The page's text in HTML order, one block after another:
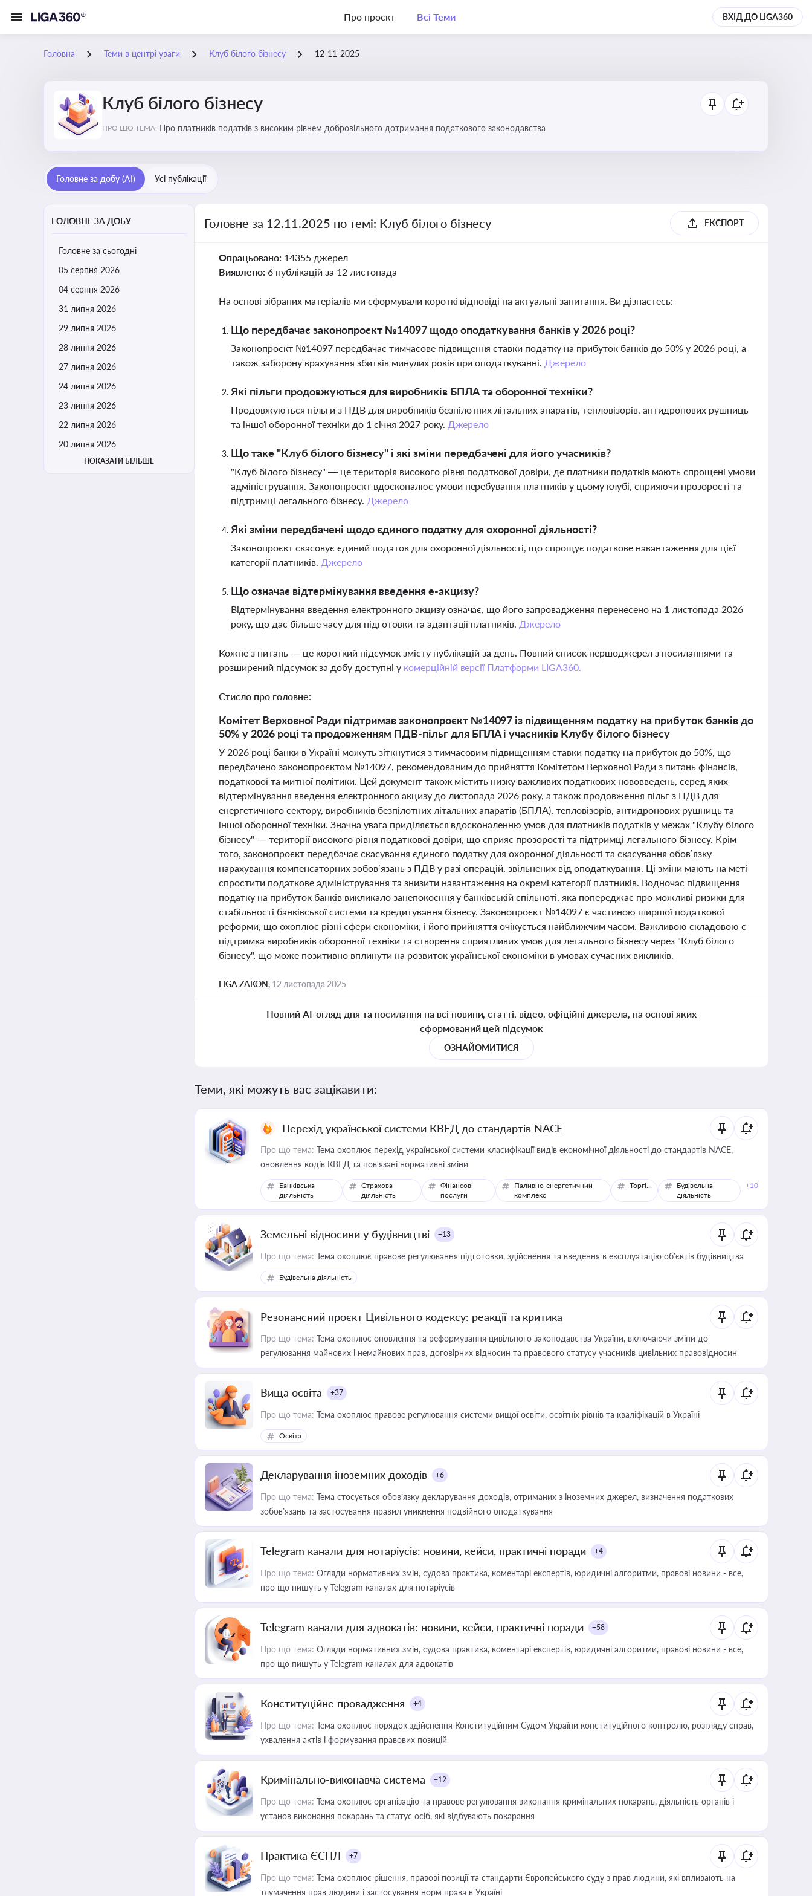
Про проєкт Всі Теми ВХІД ДО LIGA360
Головна Теми в центрі уваги Клуб білого бізнесу 12-11-2025
Клуб білого бізнесу
ПРО ЩО ТЕМА: Про платників податків з високим рівнем добровільного дотримання податкового законодавства
Головне за добу (AI) Усі публікації
ГОЛОВНЕ ЗА ДОБУ
Головне за сьогодні
05 серпня 2026
04 серпня 2026
31 липня 2026
29 липня 2026
28 липня 2026
27 липня 2026
24 липня 2026
23 липня 2026
22 липня 2026
20 липня 2026
ПОКАЗАТИ БІЛЬШЕ
Головне за 12.11.2025 по темі: Клуб білого бізнесу ЕКСПОРТ
Опрацьовано: 14355 джерел
Виявлено: 6 публікацій за 12 листопада
На основі зібраних матеріалів ми сформували короткі відповіді на актуальні запитання. Ви дізнаєтесь:
Що передбачає законопроєкт №14097 щодо оподаткування банків у 2026 році?
Законопроєкт №14097 передбачає тимчасове підвищення ставки податку на прибуток банків до 50% у 2026 році, а
також заборону врахування збитків минулих років при оподаткуванні. Джерело
Які пільги продовжуються для виробників БПЛА та оборонної техніки?
Продовжуються пільги з ПДВ для виробників безпілотних літальних апаратів, тепловізорів, антидронових рушниць
та іншої оборонної техніки до 1 січня 2027 року. Джерело
Що таке "Клуб білого бізнесу" і які зміни передбачені для його учасників?
"Клуб білого бізнесу" — це територія високого рівня податкової довіри, де платники податків мають спрощені умови
адміністрування. Законопроєкт вдосконалює умови перебування платників у цьому клубі, сприяючи прозорості та
підтримці легального бізнесу. Джерело
Які зміни передбачені щодо єдиного податку для охоронної діяльності?
Законопроєкт скасовує єдиний податок для охоронної діяльності, що спрощує податкове навантаження для цієї
категорії платників. Джерело
Що означає відтермінування введення е-акцизу?
Відтермінування введення електронного акцизу означає, що його запровадження перенесено на 1 листопада 2026
року, що дає більше часу для підготовки та адаптації платників. Джерело
Кожне з питань — це короткий підсумок змісту публікацій за день. Повний список першоджерел з посиланнями та
розширений підсумок за добу доступні у комерційній версії Платформи LIGA360.
Стисло про головне:
Комітет Верховної Ради підтримав законопроєкт №14097 із підвищенням податку на прибуток банків до
50% у 2026 році та продовженням ПДВ-пільг для БПЛА і учасників Клубу білого бізнесу
У 2026 році банки в Україні можуть зіткнутися з тимчасовим підвищенням ставки податку на прибуток до 50%, що
передбачено законопроєктом №14097, рекомендованим до прийняття Комітетом Верховної Ради з питань фінансів,
податкової та митної політики. Цей документ також містить низку важливих податкових нововведень, серед яких
відтермінування введення електронного акцизу до листопада 2026 року, а також продовження пільг з ПДВ для
енергетичного сектору, виробників безпілотних літальних апаратів (БПЛА), тепловізорів, антидронових рушниць та
іншої оборонної техніки. Значна увага приділяється вдосконаленню умов для платників податків у межах "Клубу білого
бізнесу" — території високого рівня податкової довіри, що сприяє прозорості та підтримці легального бізнесу. Крім
того, законопроєкт передбачає скасування єдиного податку для охоронної діяльності та скасування обов’язку
нарахування компенсаторних зобов’язань з ПДВ у разі операцій, звільнених від оподаткування. Ці зміни мають на меті
спростити податкове адміністрування та знизити навантаження на окремі категорії платників. Водночас підвищення
податку на прибуток банків викликало занепокоєння у банківській спільноті, яка попереджає про можливі ризики для
стабільності банківської системи та кредитування бізнесу. Законопроєкт №14097 є частиною ширшої податкової
реформи, що охоплює різні сфери економіки, і його прийняття очікується найближчим часом. Важливою складовою є
підтримка виробників оборонної техніки та створення сприятливих умов для легального бізнесу через "Клуб білого
бізнесу", що може позитивно вплинути на розвиток української економіки в умовах сучасних викликів.
LIGA ZAKON, 12 листопада 2025
Повний AI-огляд дня та посилання на всі новини, статті, відео, офіційні джерела, на основі яких
сформований цей підсумок
ОЗНАЙОМИТИСЯ
Теми, які можуть вас зацікавити:
Перехід української системи КВЕД до стандартів NACE
Про що тема: Тема охоплює перехід української системи класифікації видів економічної діяльності до стандартів NACE,
оновлення кодів КВЕД та пов'язані нормативні зміни
Банківська
діяльність
Страхова
діяльність
Фінансові
послуги
Паливно-енергетичний
комплекс
Торгівля
Будівельна
діяльність
+10
Земельні відносини у будівництві +13
Про що тема: Тема охоплює правове регулювання підготовки, здійснення та введення в експлуатацію об’єктів будівництва
Будівельна діяльність
Резонансний проєкт Цивільного кодексу: реакції та критика
Про що тема: Тема охоплює оновлення та реформування цивільного законодавства України, включаючи зміни до
регулювання майнових і немайнових прав, договірних відносин та правового статусу учасників цивільних правовідносин
Вища освіта +37
Про що тема: Тема охоплює правове регулювання системи вищої освіти, освітніх рівнів та кваліфікацій в Україні
Освіта
Декларування іноземних доходів +6
Про що тема: Тема стосується обов’язку декларування доходів, отриманих з іноземних джерел, визначення податкових
зобов’язань та застосування правил уникнення подвійного оподаткування
Telegram канали для нотаріусів: новини, кейси, практичні поради +4
Про що тема: Огляди нормативних змін, судова практика, коментарі експертів, юридичні алгоритми, правові новини - все,
про що пишуть у Telegram каналах для нотаріусів
Telegram канали для адвокатів: новини, кейси, практичні поради +58
Про що тема: Огляди нормативних змін, судова практика, коментарі експертів, юридичні алгоритми, правові новини - все,
про що пишуть у Telegram каналах для адвокатів
Конституційне провадження +4
Про що тема: Тема охоплює порядок здійснення Конституційним Судом України конституційного контролю, розгляду справ,
ухвалення актів і формування правових позицій
Кримінально-виконавча система +12
Про що тема: Тема охоплює організацію та правове регулювання виконання кримінальних покарань, діяльність органів і
установ виконання покарань та статус осіб, які відбувають покарання
Практика ЄСПЛ +7
Про що тема: Тема охоплює рішення, правові позиції та стандарти Європейського суду з прав людини, які впливають на
тлумачення прав людини і застосування норм права в Україні